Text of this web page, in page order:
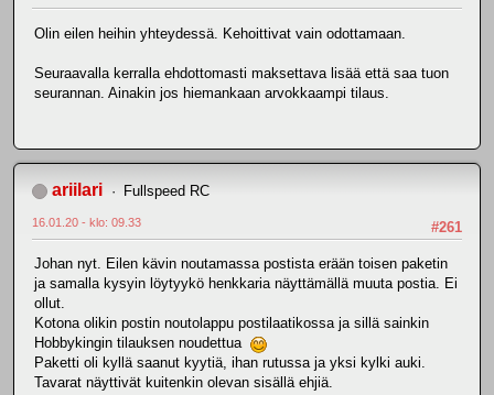
Olin eilen heihin yhteydessä. Kehoittivat vain odottamaan.
Seuraavalla kerralla ehdottomasti maksettava lisää että saa tuon
seurannan. Ainakin jos hiemankaan arvokkaampi tilaus.
ariilari Fullspeed RC
#261
16.01.20 - klo: 09.33
Johan nyt. Eilen kävin noutamassa postista erään toisen paketin
ja samalla kysyin löytyykö henkkaria näyttämällä muuta postia. Ei
ollut.
Kotona olikin postin noutolappu postilaatikossa ja sillä sainkin
Hobbykingin tilauksen noudettua
Paketti oli kyllä saanut kyytiä, ihan rutussa ja yksi kylki auki.
Tavarat näyttivät kuitenkin olevan sisällä ehjiä.